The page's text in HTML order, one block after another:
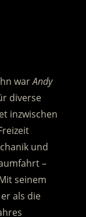
warAndy
diverse
inzwischen
und
–
seinem
als die